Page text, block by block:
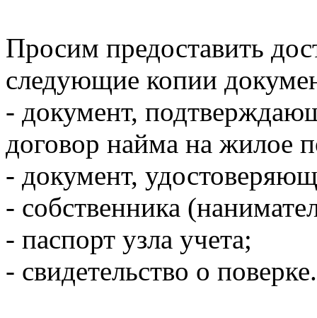
Просим предоставить
следующие копии
- документ,
договор найма на жилое
- документ,
- собственника
- паспорт узла учета;
- свидетельство о поверке.